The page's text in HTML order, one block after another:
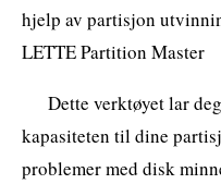
hjelp av partisjon
LETTE Partition Master
Dette verktøyet lar
kapasiteten til dine
problemer med disk